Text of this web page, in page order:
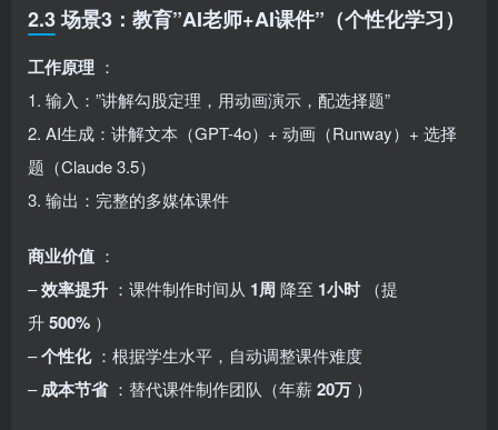
2.3 场景3：教育”AI老师+AI课件”（个性化学习）
工作原理 ：
1. 输入：”讲解勾股定理，用动画演示，配选择题”
2. AI生成：讲解文本（GPT-4o）+ 动画（Runway）+ 选择
题（Claude 3.5）
3. 输出：完整的多媒体课件
商业价值 ：
–效率提升 ：课件制作时间从 1周降至 1小时 （提
升500% ）
–个性化 ：根据学生水平，自动调整课件难度
–成本节省 ：替代课件制作团队（年薪20万 ）